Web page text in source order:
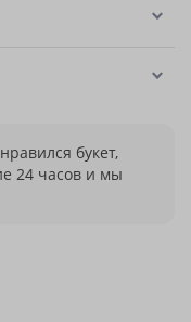
букет,
24 часов и мы